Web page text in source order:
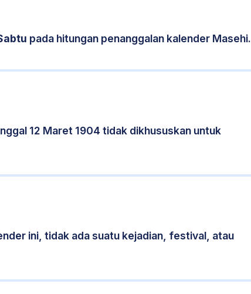
pada hitungan penanggalan kalender Masehi.
12 Maret 1904 tidak dikhususkan untuk
ini, tidak ada suatu kejadian, festival, atau